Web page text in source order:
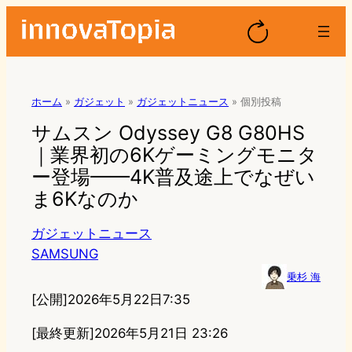
ホーム » ガジェット » ガジェットニュース » 個別投稿
サムスン Odyssey G8 G80HS
｜業界初の6Kゲーミングモニタ
ー登場——4K普及途上でなぜい
ま6Kなのか
ガジェットニュース
SAMSUNG
乗杉 海
[公開]2026年5月22日7:35
[最終更新]2026年5月21日 23:26